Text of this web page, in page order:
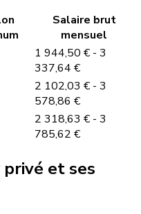
Salaire brut
mensuel
1 944,50 € - 3
337,64 €
2 102,03 € - 3
578,86 €
2 318,63 € - 3
785,62 €
et ses